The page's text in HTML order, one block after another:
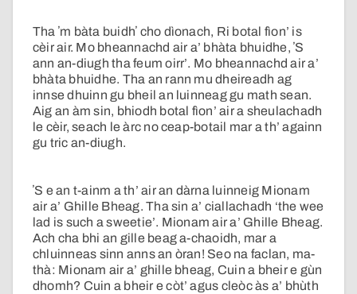
Tha ʼm bàta buidhʼ cho dìonach, Ri botal fìon’ is
cèir air. Mo bheannachd air a’ bhàta bhuidhe, ʼS
ann an-diugh tha feum oirr’. Mo bheannachd air a’
bhàta bhuidhe. Tha an rann mu dheireadh ag
innse dhuinn gu bheil an luinneag gu math sean.
Aig an àm sin, bhiodh botal fìon’ air a sheulachadh
le cèir, seach le àrc no ceap-botail mar a th’ againn
gu tric an-diugh.
ʼS e an t-ainm a th’ air an dàrna luinneig Mionam
air a’ Ghille Bheag. Tha sin a’ ciallachadh ‘the wee
lad is such a sweetie’. Mionam air a’ Ghille Bheag.
Ach cha bhi an gille beag a-chaoidh, mar a
chluinneas sinn anns an òran! Seo na faclan, ma-
thà: Mionam air a’ ghille bheag, Cuin a bheir e gùn
dhomh? Cuin a bheir e còt’ agus cleòc às a’ bhùth